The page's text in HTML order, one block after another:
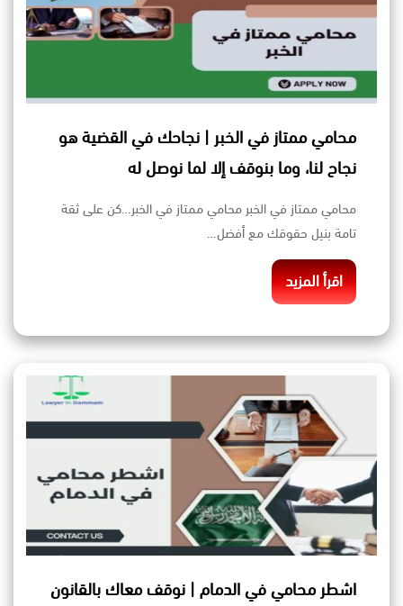
محامي ممتاز في الخبر | نجاحك في القضية هو
نجاح لنا، وما بنوقف إلا لما نوصل له
محامي ممتاز في الخبر محامي ممتاز في الخبر…كن على ثقة
تامة بنيل حقوقك مع أفضل…
اقرأ المزيد
اشطر محامي في الدمام | نوقف معاك بالقانون